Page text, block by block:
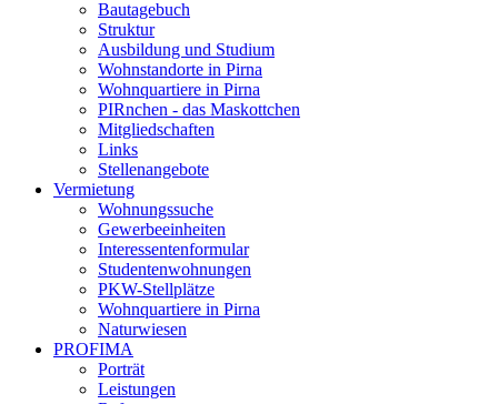
Bautagebuch
Struktur
Ausbildung und Studium
Wohnstandorte in Pirna
Wohnquartiere in Pirna
PIRnchen - das Maskottchen
Mitgliedschaften
Links
Stellenangebote
Vermietung
Wohnungssuche
Gewerbeeinheiten
Interessentenformular
Studentenwohnungen
PKW-Stellplätze
Wohnquartiere in Pirna
Naturwiesen
PROFIMA
Porträt
Leistungen